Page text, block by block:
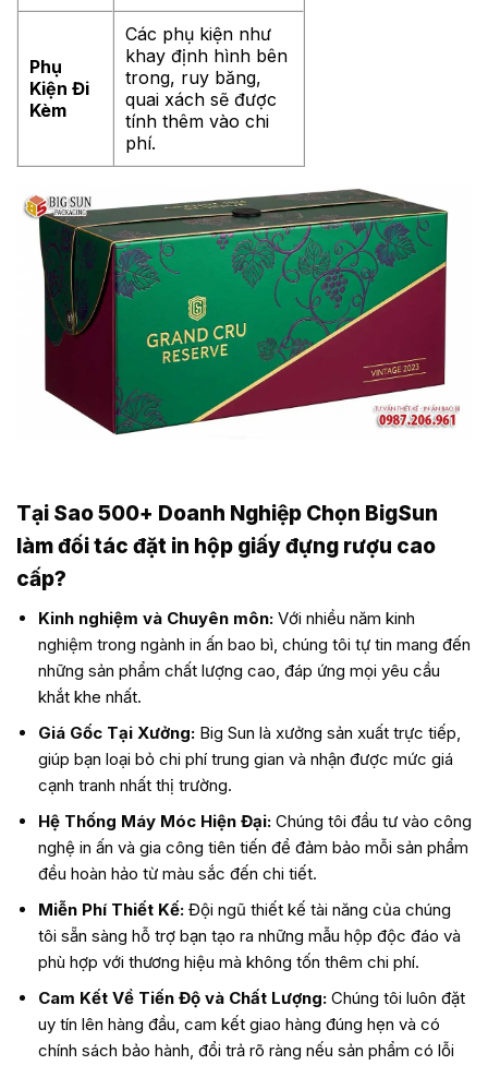
Phụ
Kiện Đi
Kèm
Các phụ kiện như
khay định hình bên
trong, ruy băng,
quai xách sẽ được
tính thêm vào chi
phí.
Tại Sao 500+ Doanh Nghiệp Chọn BigSun
làm đối tác đặt in hộp giấy đựng rượu cao
cấp?
Kinh nghiệm và Chuyên môn:Với nhiều năm kinh
nghiệm trong ngành in ấn bao bì, chúng tôi tự tin mang đến
những sản phẩm chất lượng cao, đáp ứng mọi yêu cầu
khắt khe nhất.
Giá Gốc Tại Xưởng:Big Sun là xưởng sản xuất trực tiếp,
giúp bạn loại bỏ chi phí trung gian và nhận được mức giá
cạnh tranh nhất thị trường.
Hệ Thống Máy Móc Hiện Đại:Chúng tôi đầu tư vào công
nghệ in ấn và gia công tiên tiến để đảm bảo mỗi sản phẩm
đều hoàn hảo từ màu sắc đến chi tiết.
Miễn Phí Thiết Kế:Đội ngũ thiết kế tài năng của chúng
tôi sẵn sàng hỗ trợ bạn tạo ra những mẫu hộp độc đáo và
phù hợp với thương hiệu mà không tốn thêm chi phí.
Cam Kết Về Tiến Độ và Chất Lượng:Chúng tôi luôn đặt
uy tín lên hàng đầu, cam kết giao hàng đúng hẹn và có
chính sách bảo hành, đổi trả rõ ràng nếu sản phẩm có lỗi